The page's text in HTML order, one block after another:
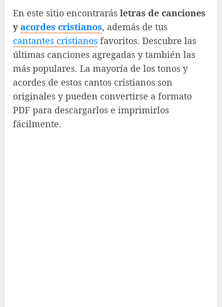
En este sitio encontrarás letras de canciones
yacordes cristianos, además de tus
cantantes cristianos favoritos. Descubre las
últimas canciones agregadas y también las
más populares. La mayoría de los tonos y
acordes de estos cantos cristianos son
originales y pueden convertirse a formato
PDF para descargarlos e imprimirlos
fácilmente.